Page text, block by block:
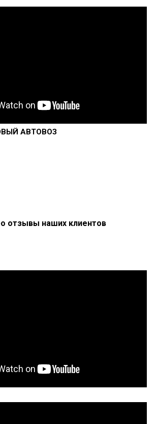
АВТОВОЗ
отзывы наших клиентов